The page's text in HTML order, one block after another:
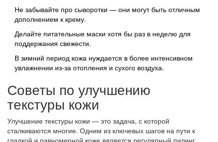
Не забывайте про сыворотки — они могут быть отличным
дополнением к крему.
Делайте питательные маски хотя бы раз в неделю для
поддержания свежести.
В зимний период кожа нуждается в более интенсивном
увлажнении из-за отопления и сухого воздуха.
Советы по улучшению
текстуры кожи
Улучшение текстуры кожи — это задача, с которой
сталкиваются многие. Одним из ключевых шагов на пути к
гладкой и равномерной коже является регулярный пилинг.